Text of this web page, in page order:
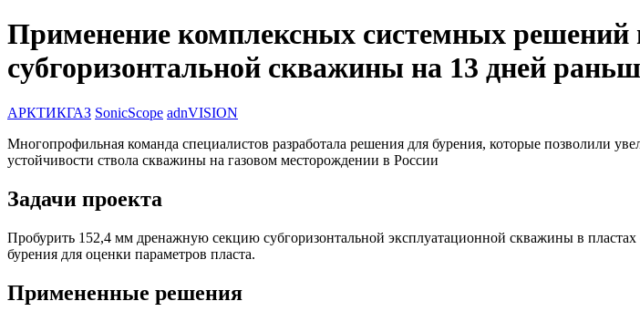
Применение комплексных системных решений
субгоризонтальной скважины на 13 дней
АРКТИКГАЗ SonicScope adnVISION
Многопрофильная команда специалистов разработала решения для бурения, которые позволили
устойчивости ствола скважины на газовом месторождении в России
Задачи проекта
Пробурить 152,4 мм дренажную секцию субгоризонтальной эксплуатационной скважины в
бурения для оценки параметров пласта.
Примененные решения